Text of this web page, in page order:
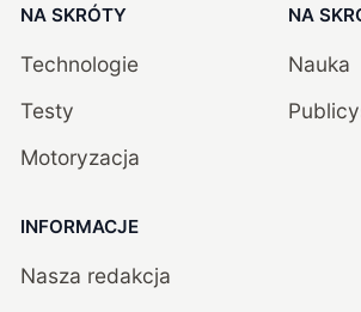
NA SKRÓTY
Technologie
Testy
Motoryzacja
NA
Nauka
INFORMACJE
Nasza redakcja